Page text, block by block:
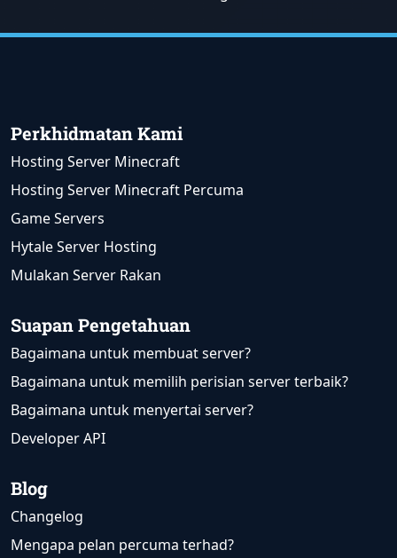
Perkhidmatan Kami
Hosting Server Minecraft
Hosting Server Minecraft Percuma
Game Servers
Hytale Server Hosting
Mulakan Server Rakan
Suapan Pengetahuan
Bagaimana untuk membuat server?
Bagaimana untuk memilih perisian server terbaik?
Bagaimana untuk menyertai server?
Developer API
Blog
Changelog
Mengapa pelan percuma terhad?